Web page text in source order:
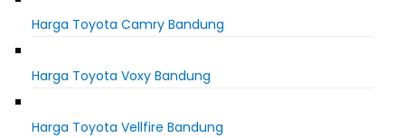
Harga Toyota Camry Bandung
Harga Toyota Voxy Bandung
Harga Toyota Vellfire Bandung